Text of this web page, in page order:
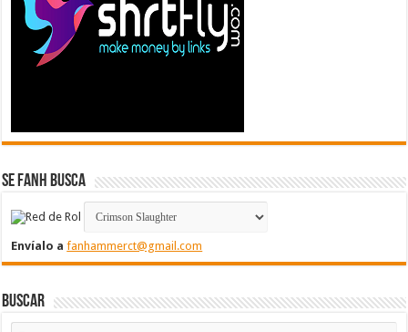
Se FanH Busca
Envíalo afanhammerct@gmail.com
Buscar